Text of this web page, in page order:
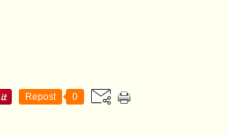
Repost 0